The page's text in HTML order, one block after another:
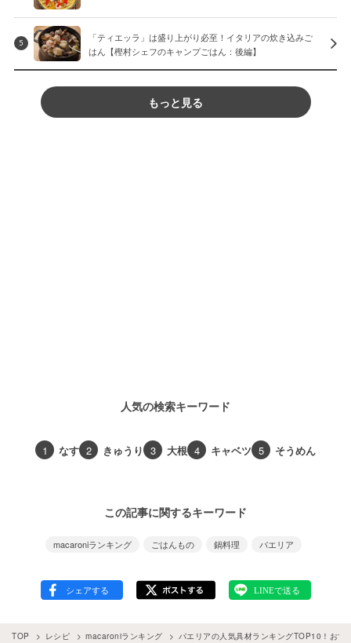
5
「ティエッラ」は盛り上がり必至！イタリアの炊き込みご
はん【樫村シェフのキャンプごはん：後編】
もっと見る
人気の検索キーワード
1 なす 2 きゅうり 3 大根 4 キャベツ 5 そうめん
この記事に関するキーワード
macaroniランキング ごはんもの 鍋料理 パエリア
TOP レシピ macaroniランキング パエリアの人気具材ランキングTOP10！お